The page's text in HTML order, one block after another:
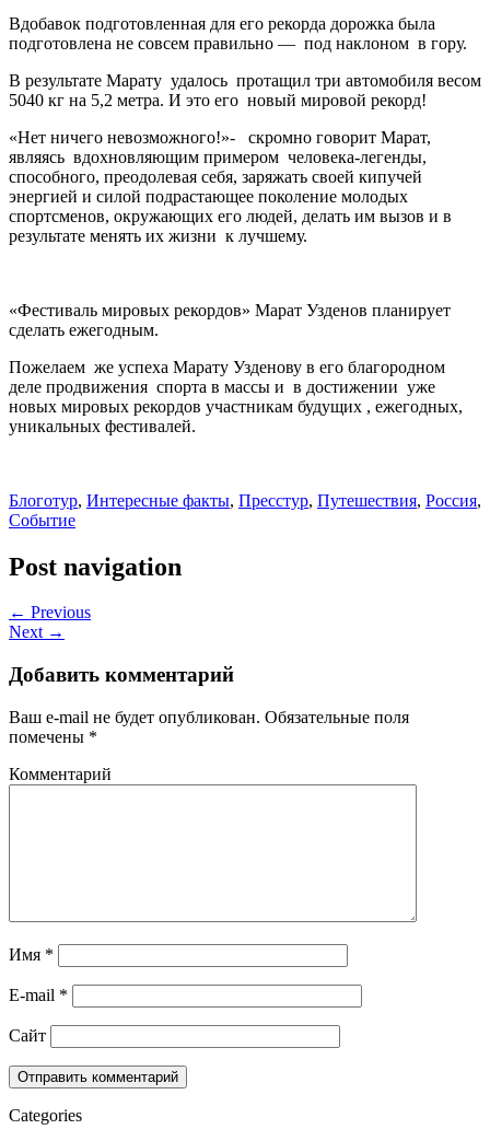
Вдобавок подготовленная для его рекорда дорожка была
подготовлена не совсем правильно — под наклоном в гору.
В результате Марату удалось протащил три автомобиля весом
5040 кг на 5,2 метра. И это его новый мировой рекорд!
«Нет ничего невозможного!»- скромно говорит Марат,
являясь вдохновляющим примером человека-легенды,
способного, преодолевая себя, заряжать своей кипучей
энергией и силой подрастающее поколение молодых
спортсменов, окружающих его людей, делать им вызов и в
результате менять их жизни к лучшему.
«Фестиваль мировых рекордов» Марат Узденов планирует
сделать ежегодным.
Пожелаем же успеха Марату Узденову в его благородном
деле продвижения спорта в массы и в достижении уже
новых мировых рекордов участникам будущих , ежегодных,
уникальных фестивалей.
Блоготур, Интересные факты, Пресстур, Путешествия, Россия,
Событие
Post navigation
← Previous
Next →
Добавить комментарий
Ваш e-mail не будет опубликован. Обязательные поля
помечены *
Комментарий
Имя *
E-mail *
Сайт
Categories